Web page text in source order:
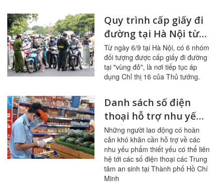
Quy trình cấp giấy đi
đường tại Hà Nội từ
ngày 6/9 theo hướng
dẫn của Công An Tp
Hà Nội
Từ ngày 6/9 tại Hà Nội, có 6 nhóm
đối tượng được cấp giấy đi đường
tại "vùng đỏ", là nơi tiếp tục áp
dụng Chỉ thị 16 của Thủ tướng.
Danh sách số điện
thoại hỗ trợ nhu yếu
phẩm tại TP.HCM
Những người lao động có hoàn
cản khó khăn cần hỗ trợ về các
nhu yếu phẩm thiết yếu có thể liên
hệ tới các số điện thoại các Trung
tâm an sinh tại Thành phố Hồ Chí
Minh